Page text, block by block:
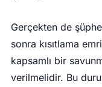
Gerçekten de
sonra kısıtlama
kapsamlı bir
verilmelidir. Bu